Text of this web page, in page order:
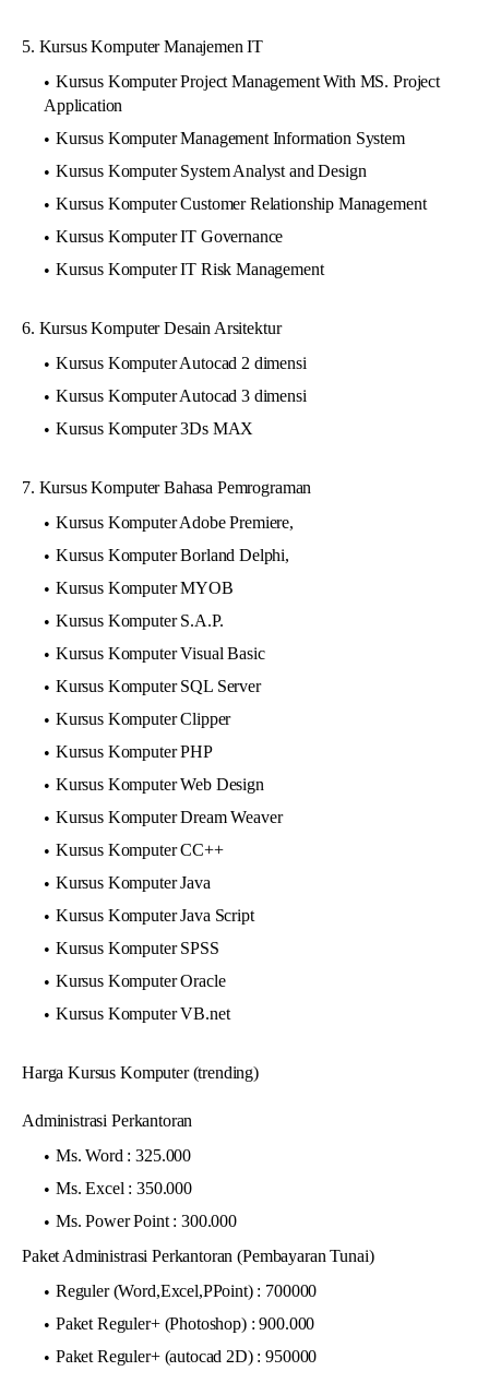
5. Kursus Komputer Manajemen IT
Kursus Komputer Project Management With MS. Project
Application
Kursus Komputer Management Information System
Kursus Komputer System Analyst and Design
Kursus Komputer Customer Relationship Management
Kursus Komputer IT Governance
Kursus Komputer IT Risk Management
6. Kursus Komputer Desain Arsitektur
Kursus Komputer Autocad 2 dimensi
Kursus Komputer Autocad 3 dimensi
Kursus Komputer 3Ds MAX
7. Kursus Komputer Bahasa Pemrograman
Kursus Komputer Adobe Premiere,
Kursus Komputer Borland Delphi,
Kursus Komputer MYOB
Kursus Komputer S.A.P.
Kursus Komputer Visual Basic
Kursus Komputer SQL Server
Kursus Komputer Clipper
Kursus Komputer PHP
Kursus Komputer Web Design
Kursus Komputer Dream Weaver
Kursus Komputer CC++
Kursus Komputer Java
Kursus Komputer Java Script
Kursus Komputer SPSS
Kursus Komputer Oracle
Kursus Komputer VB.net
Harga Kursus Komputer (trending)
Administrasi Perkantoran
Ms. Word : 325.000
Ms. Excel : 350.000
Ms. Power Point : 300.000
Paket Administrasi Perkantoran (Pembayaran Tunai)
Reguler (Word,Excel,PPoint) : 700000
Paket Reguler+ (Photoshop) : 900.000
Paket Reguler+ (autocad 2D) : 950000